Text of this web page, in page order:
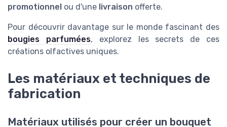
promotionnel ou d'une livraison offerte.
Pour découvrir davantage sur le monde fascinant des
bougies parfumées, explorez les secrets de ces
créations olfactives uniques.
Les matériaux et techniques de
fabrication
Matériaux utilisés pour créer un bouquet